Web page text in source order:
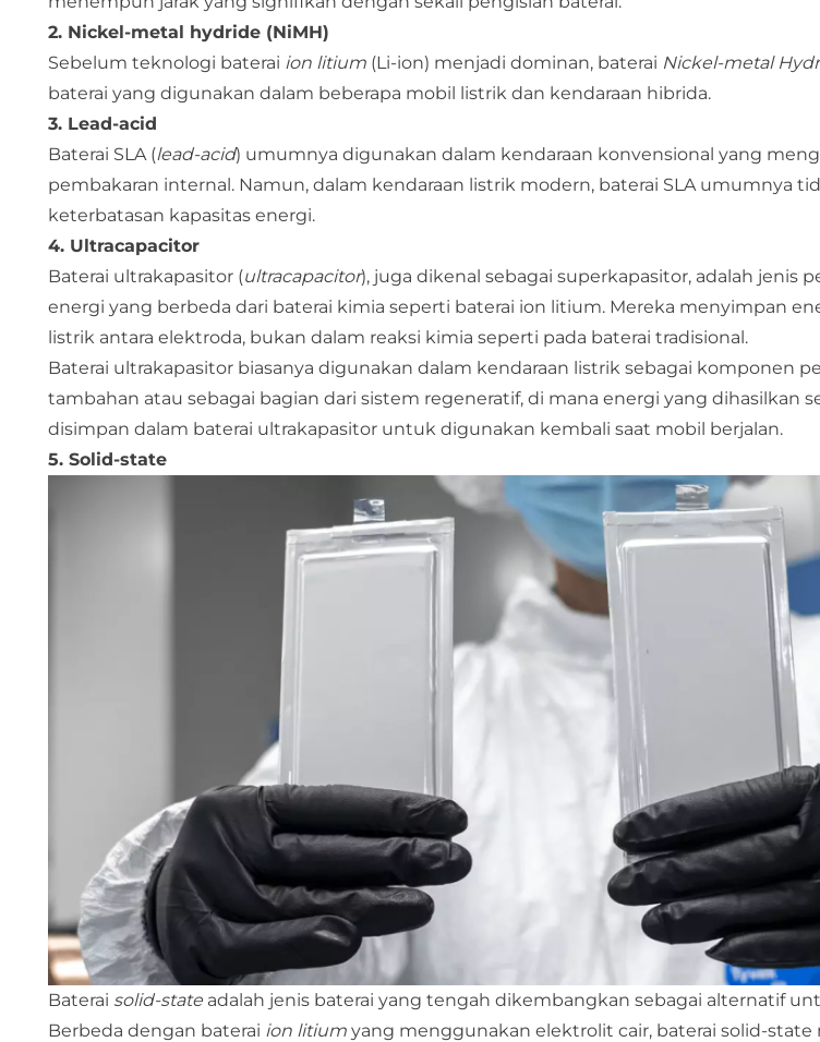
2. Nickel-metal hydride (NiMH)
Sebelum teknologi baterai ion litium (Li-ion) menjadi dominan, baterai Nickel-metal
baterai yang digunakan dalam beberapa mobil listrik dan kendaraan hibrida.
3. Lead-acid
Baterai SLA (lead-acid) umumnya digunakan dalam kendaraan konvensional yang
pembakaran internal. Namun, dalam kendaraan listrik modern, baterai SLA umumnya
keterbatasan kapasitas energi.
4. Ultracapacitor
Baterai ultrakapasitor (ultracapacitor), juga dikenal sebagai superkapasitor, adalah jenis
energi yang berbeda dari baterai kimia seperti baterai ion litium. Mereka menyimpan
listrik antara elektroda, bukan dalam reaksi kimia seperti pada baterai tradisional.
Baterai ultrakapasitor biasanya digunakan dalam kendaraan listrik sebagai komponen
tambahan atau sebagai bagian dari sistem regeneratif, di mana energi yang dihasilkan
disimpan dalam baterai ultrakapasitor untuk digunakan kembali saat mobil berjalan.
5. Solid-state
Baterai solid-state adalah jenis baterai yang tengah dikembangkan sebagai alternatif
Berbeda dengan baterai ion litium yang menggunakan elektrolit cair, baterai solid-